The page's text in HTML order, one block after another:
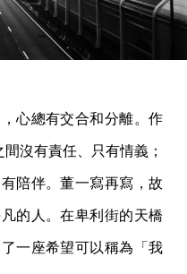
心總有交合和分離。作
沒有責任、只有情義；
陪伴。董一寫再寫，故
的人。在卑利街的天橋
一座希望可以稱為「我